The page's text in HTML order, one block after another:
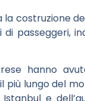
costruzione
passeggeri,
hanno
lungo del